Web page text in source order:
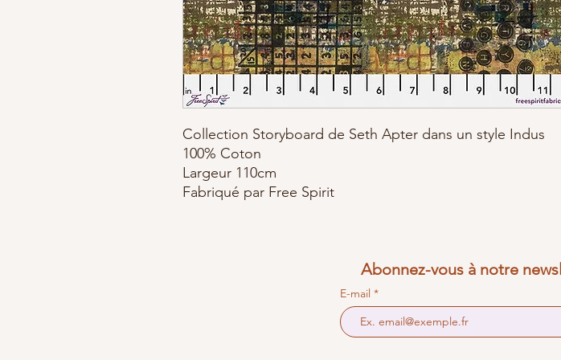
Collection Storyboard de Seth Apter dans un style Indus
100% Coton
Largeur 110cm
Fabriqué par Free Spirit
Abonnez-vous à notre
E-mail